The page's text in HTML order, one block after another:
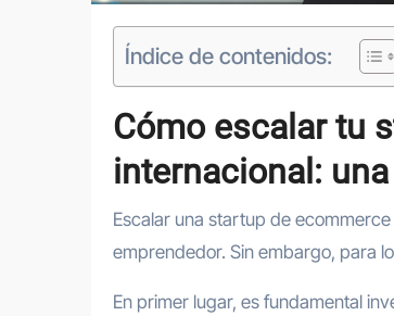
Índice de contenidos:
Cómo escalar tu
internacional:
Escalar una startup de ecommerce a nivel internacional es un desafío emocionante y gratificante para cualquier
emprendedor. Sin embargo, para
En primer lugar, es fundamental